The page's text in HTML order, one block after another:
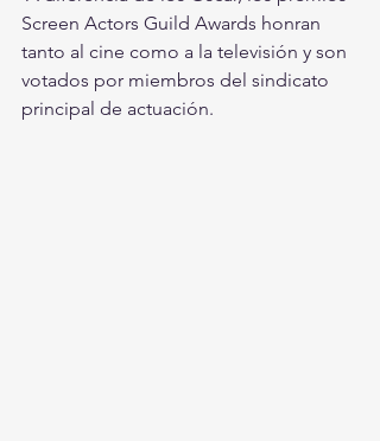
Screen Actors Guild Awards honran
tanto al cine como a la televisión y son
votados por miembros del sindicato
principal de actuación.